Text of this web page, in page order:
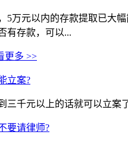
5万元以内的存款提取已大
有存款，可以...
更多 >>
立案?
三千元以上的话就可以立案
要请律师?